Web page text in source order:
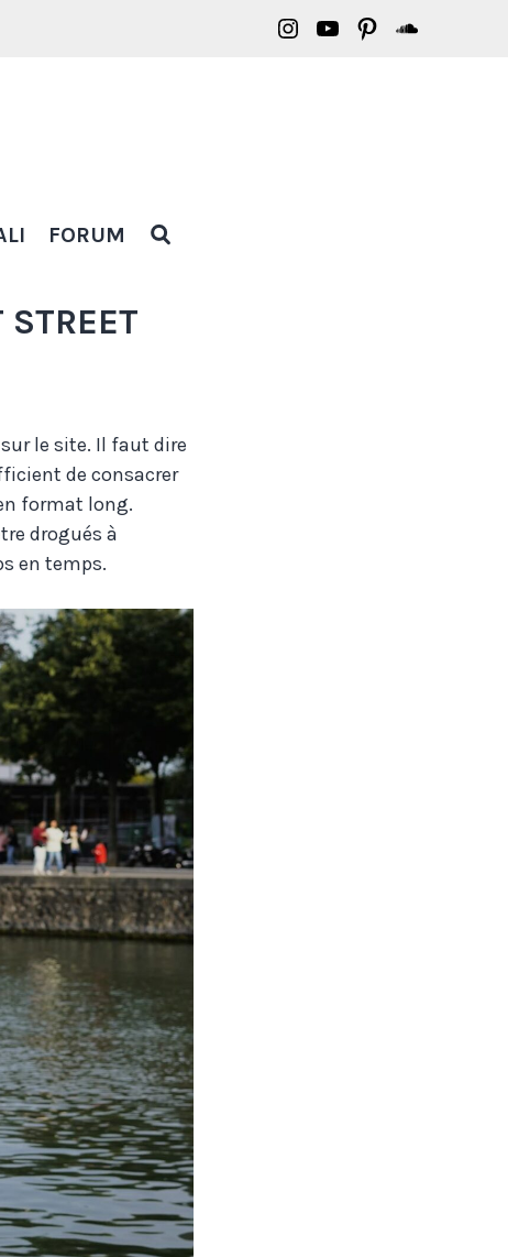
Borasification
Borasification
Borasification
FORUM
STREET
le site. Il faut dire
de consacrer
format long.
drogués à
en temps.